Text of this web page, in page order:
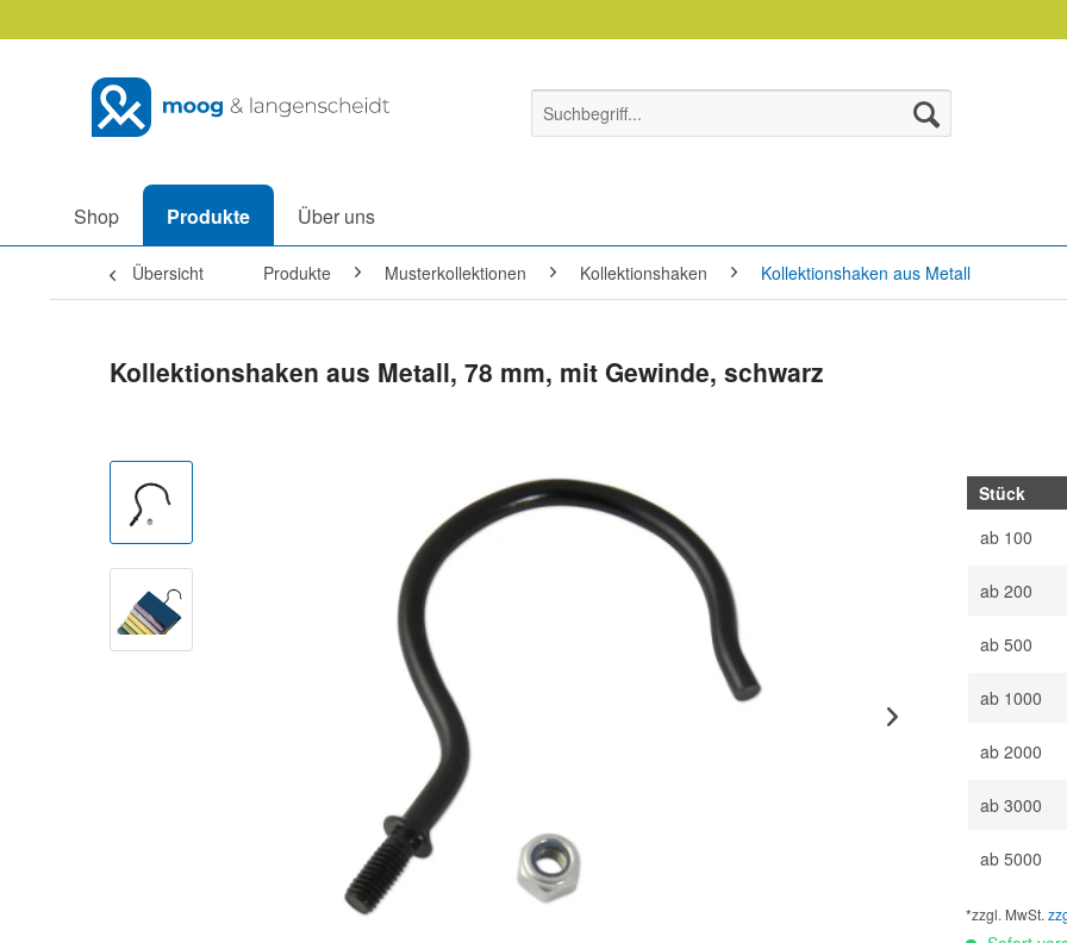
Shop Produkte Über uns
Übersicht Produkte Musterkollektionen Kollektionshaken Kollektionshaken aus Metall
Kollektionshaken aus Metall, 78 mm, mit Gewinde, schwarz
Stück
ab 100
ab200
ab500
ab 1000
ab2000
ab3000
ab5000
*zzgl. MwSt.